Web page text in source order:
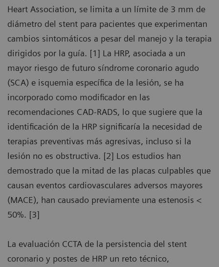
Heart Association, se limita a un límite de 3 mm de
diámetro del stent para pacientes que experimentan
cambios sintomáticos a pesar del manejo y la terapia
dirigidos por la guía. [1] La HRP, asociada a un
mayor riesgo de futuro síndrome coronario agudo
(SCA) e isquemia específica de la lesión, se ha
incorporado como modificador en las
recomendaciones CAD-RADS, lo que sugiere que la
identificación de la HRP significaría la necesidad de
terapias preventivas más agresivas, incluso si la
lesión no es obstructiva. [2] Los estudios han
demostrado que la mitad de las placas culpables que
causan eventos cardiovasculares adversos mayores
(MACE), han causado previamente una estenosis <
50%. [3]
La evaluación CCTA de la persistencia del stent
coronario y postes de HRP un reto técnico,